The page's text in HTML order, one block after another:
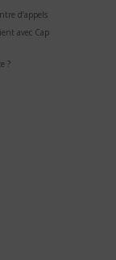
d’appels
avec Cap
?